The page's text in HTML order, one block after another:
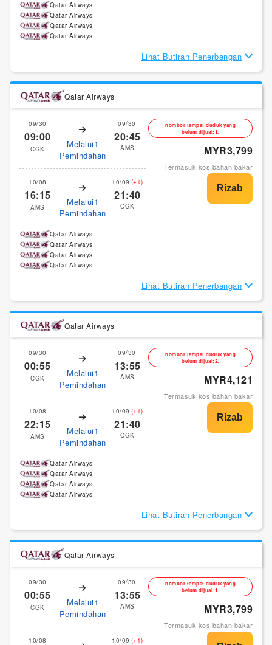
Qatar Airways
Qatar Airways
Qatar Airways
Qatar Airways
Lihat Butiran Penerbangan
Qatar Airways
09/30
09:00
CGK
Melalui1
Pemindahan
09/30
20:45
AMS
10/08
16:15
AMS
Melalui1
Pemindahan
10/09 (+1)
21:40
CGK
nombor tempat duduk yang
belum dijual:1.
MYR3,799
Termasuk kos bahan bakar
Qatar Airways
Qatar Airways
Qatar Airways
Qatar Airways
Lihat Butiran Penerbangan
Qatar Airways
09/30
00:55
CGK
Melalui1
Pemindahan
09/30
13:55
AMS
10/08
22:15
AMS
Melalui1
Pemindahan
10/09 (+1)
21:40
CGK
nombor tempat duduk yang
belum dijual:2.
MYR4,121
Termasuk kos bahan bakar
Qatar Airways
Qatar Airways
Qatar Airways
Qatar Airways
Lihat Butiran Penerbangan
Qatar Airways
09/30
00:55
CGK
Melalui1
Pemindahan
09/30
13:55
AMS
10/08 10/09 (+1)
nombor tempat duduk yang
belum dijual:1.
MYR3,799
Termasuk kos bahan bakar